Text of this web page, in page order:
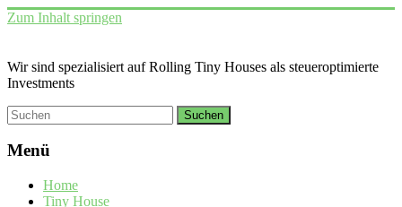
Zum Inhalt springen
Wir sind spezialisiert auf Rolling Tiny Houses als steueroptimierte
Investments
Menü
Home
Tiny House